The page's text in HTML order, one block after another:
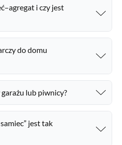
i czy jest
do domu
lub piwnicy?
jest tak